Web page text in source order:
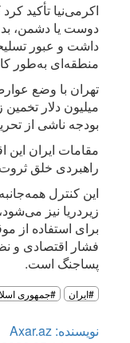
اکرمی‌نیا تأکید
دوست یا دشمن،
داشت و عبور
منطقه‌ای به‌طور
میلیون دلار
بودجه ناشی از
مقامات ایران این
راهبردی خلق
این کنترل
زیردریا نیز
برای استفاده از
فشار اقتصادی و
پساجنگ است.
#ایران #جمهوری
نویسنده: Axar.az